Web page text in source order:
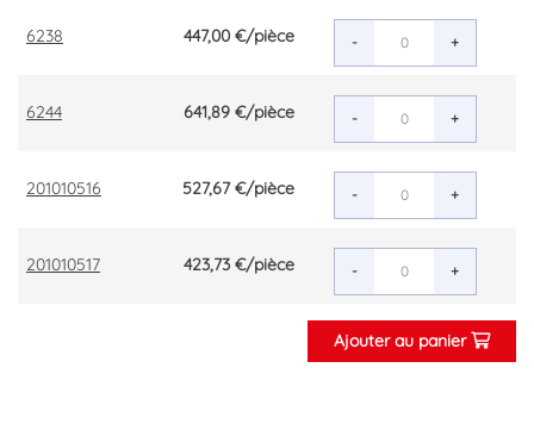
6238 447,00 €/pièce - +
6244 641,89 €/pièce - +
201010516 527,67 €/pièce - +
201010517 423,73 €/pièce - +
Ajouter au panier